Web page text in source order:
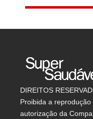
DIREITOS
Proibida a
autorização da